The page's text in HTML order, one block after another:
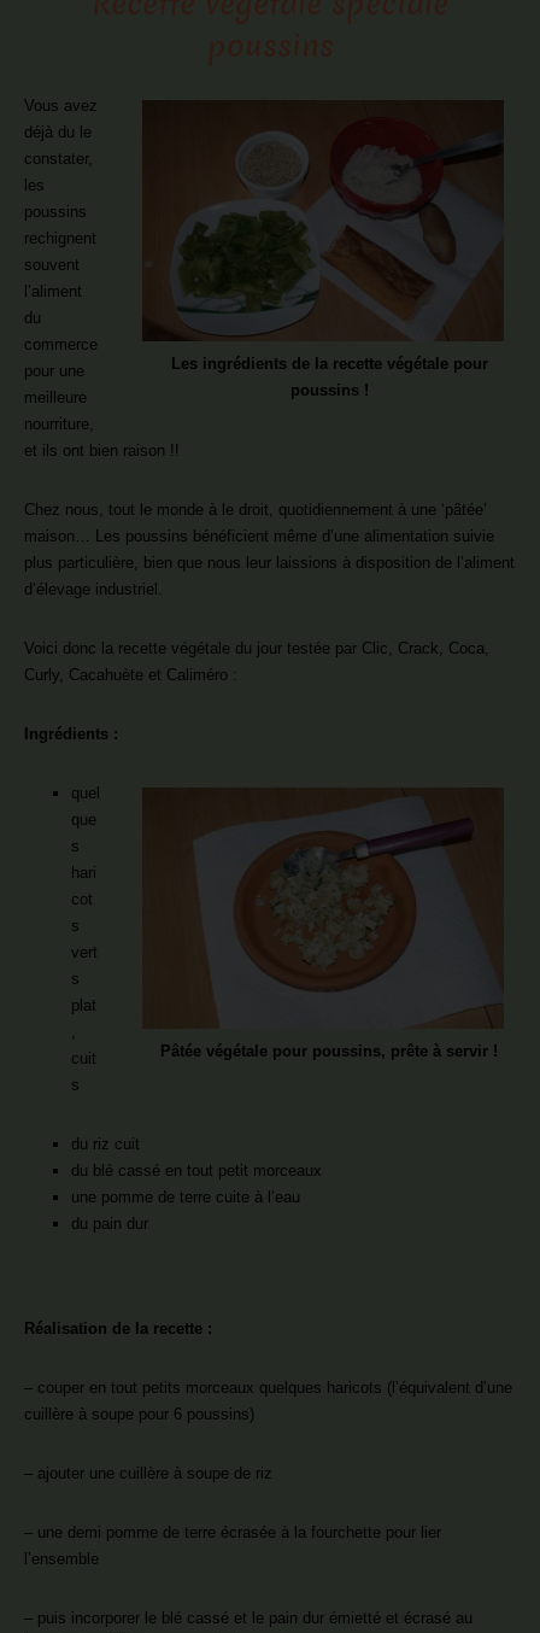
Les ingrédients de la recette végétale pour
poussins !
Vous avez
déjà du le
constater,
les
poussins
rechignent
souvent
l’aliment
du
commerce
pour une
meilleure
nourriture,
et ils ont bien raison !!
Chez nous, tout le monde à le droit, quotidiennement à une ‘pâtée’
maison… Les poussins bénéficient même d’une alimentation suivie
plus particulière, bien que nous leur laissions à disposition de l’aliment
d’élevage industriel.
Voici donc la recette végétale du jour testée par Clic, Crack, Coca,
Curly, Cacahuète et Caliméro :
Ingrédients :
Pâtée végétale pour poussins, prête à servir !
quel
que
s
hari
cot
s
vert
s
plat
cuit
s
du riz cuit
du blé cassé en tout petit morceaux
une pomme de terre cuite à l’eau
du pain dur
Réalisation de la recette :
– couper en tout petits morceaux quelques haricots (l’équivalent d’une
cuillère à soupe pour 6 poussins)
– ajouter une cuillère à soupe de riz
– une demi pomme de terre écrasée à la fourchette pour lier
l’ensemble
– puis incorporer le blé cassé et le pain dur émietté et écrasé au